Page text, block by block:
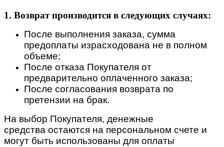
1. Возврат производится в следующих случаях:
После выполнения заказа, сумма
предоплаты израсходована не в полном
объеме;
После отказа Покупателя от
предварительно оплаченного заказа;
После согласования возврата по
претензии на брак.
На выбор Покупателя, денежные
средства остаются на персональном счете и
могут быть использованы для оплаты